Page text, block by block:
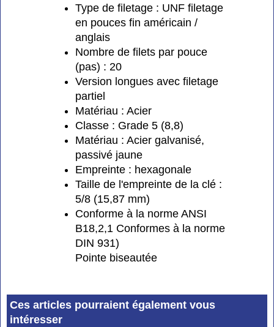
Type de filetage : UNF filetage
en pouces fin américain /
anglais
Nombre de filets par pouce
(pas) : 20
Version longues avec filetage
partiel
Matériau : Acier
Classe : Grade 5 (8,8)
Matériau : Acier galvanisé,
passivé jaune
Empreinte : hexagonale
Taille de l'empreinte de la clé :
5/8 (15,87 mm)
Conforme à la norme ANSI
B18,2,1 Conformes à la norme
DIN 931)
Pointe biseautée
Ces articles pourraient également vous
intéresser